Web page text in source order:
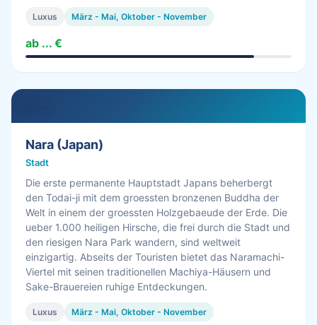
Luxus März - Mai, Oktober - November
ab ... €
Nara (Japan)
Stadt
Die erste permanente Hauptstadt Japans beherbergt
den Todai-ji mit dem groessten bronzenen Buddha der
Welt in einem der groessten Holzgebaeude der Erde. Die
ueber 1.000 heiligen Hirsche, die frei durch die Stadt und
den riesigen Nara Park wandern, sind weltweit
einzigartig. Abseits der Touristen bietet das Naramachi-
Viertel mit seinen traditionellen Machiya-Häusern und
Sake-Brauereien ruhige Entdeckungen.
Luxus März - Mai, Oktober - November